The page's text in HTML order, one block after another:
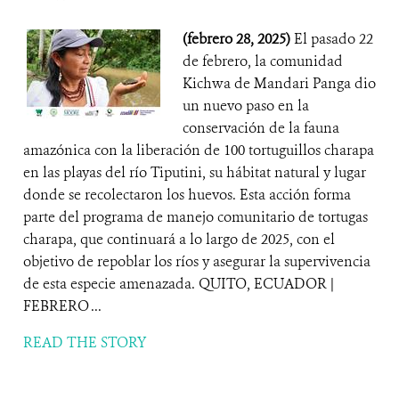
(febrero 28, 2025)El pasado 22
de febrero, la comunidad
Kichwa de Mandari Panga dio
un nuevo paso en la
conservación de la fauna
amazónica con la liberación de 100 tortuguillos charapa
en las playas del río Tiputini, su hábitat natural y lugar
donde se recolectaron los huevos. Esta acción forma
parte del programa de manejo comunitario de tortugas
charapa, que continuará a lo largo de 2025, con el
objetivo de repoblar los ríos y asegurar la supervivencia
de esta especie amenazada. QUITO, ECUADOR |
FEBRERO ...
READ THE STORY